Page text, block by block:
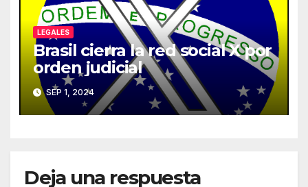
LEGALES
Brasil cierra la red social X por
orden judicial
SEP 1, 2024
Deja una respuesta